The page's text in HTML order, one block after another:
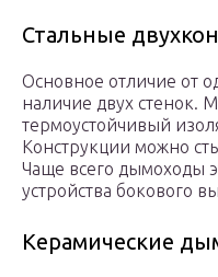
Стальные
Основное отличие от
наличие двух стенок.
термоустойчивый
Конструкции можно
Чаще всего дымоходы
устройства бокового
Керамические